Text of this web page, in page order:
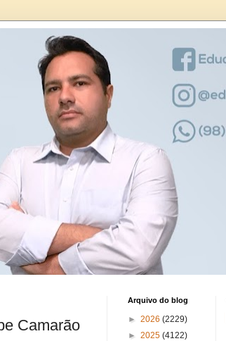
Camarão
Arquivo do blog
► 2026 (2229)
► 2025 (4122)